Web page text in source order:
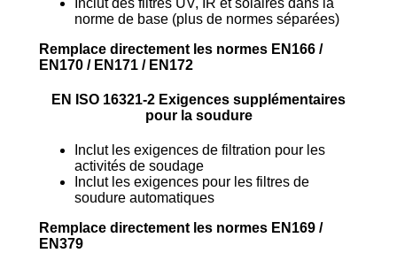
norme de base (plus de normes séparées)
Remplace directement les normes EN166 /
EN170 / EN171 / EN172
EN ISO 16321-2 Exigences supplémentaires
pour la soudure
Inclut les exigences de filtration pour les
activités de soudage
Inclut les exigences pour les filtres de
soudure automatiques
Remplace directement les normes EN169 /
EN379